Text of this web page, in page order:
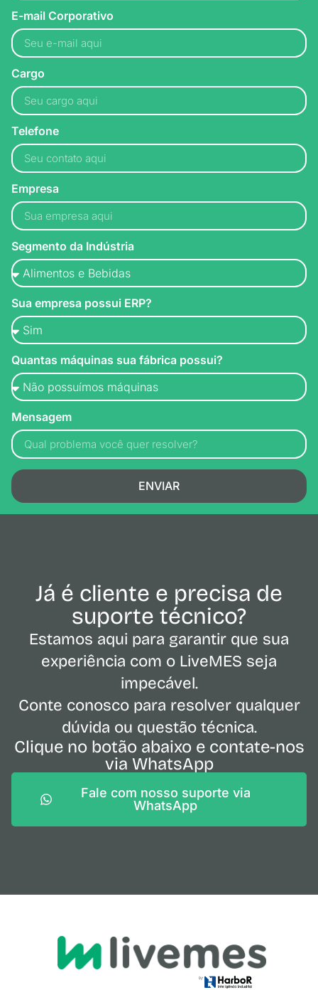
E-mail Corporativo
Cargo
Telefone
Empresa
Segmento da Indústria
Sua empresa possui ERP?
Quantas máquinas sua fábrica possui?
Mensagem
ENVIAR
Já é cliente e precisa de
suporte técnico?
Estamos aqui para garantir que sua
experiência com o LiveMES seja
impecável.
Conte conosco para resolver qualquer
dúvida ou questão técnica.
Clique no botão abaixo e contate-nos
via WhatsApp
Fale com nosso suporte via
WhatsApp